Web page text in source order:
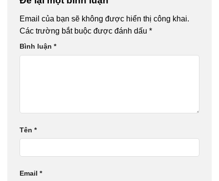
Email của bạn sẽ không được hiển thị công khai.
Các trường bắt buộc được đánh dấu *
Bình luận *
Tên *
Email *